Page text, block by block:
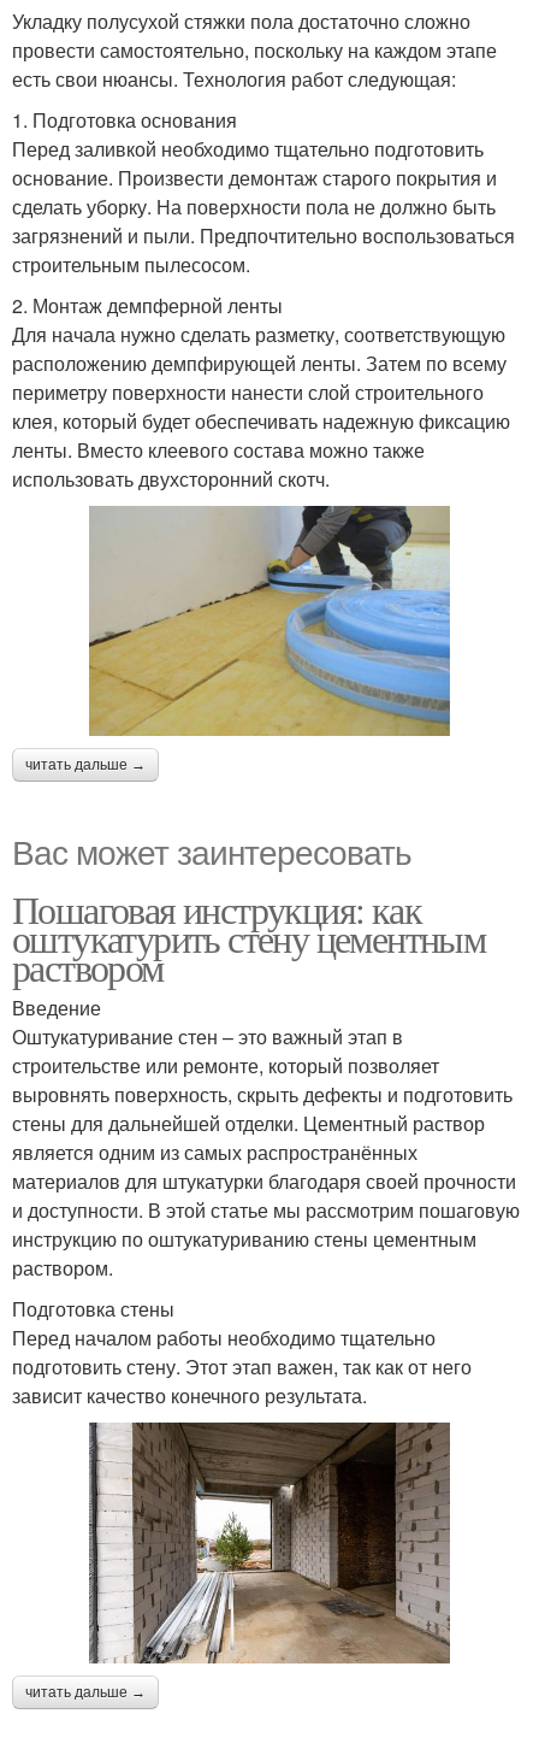
Укладку полусухой стяжки пола достаточно сложно
провести самостоятельно, поскольку на каждом этапе
есть свои нюансы. Технология работ следующая:
1. Подготовка основания
Перед заливкой необходимо тщательно подготовить
основание. Произвести демонтаж старого покрытия и
сделать уборку. На поверхности пола не должно быть
загрязнений и пыли. Предпочтительно воспользоваться
строительным пылесосом.
2. Монтаж демпферной ленты
Для начала нужно сделать разметку, соответствующую
расположению демпфирующей ленты. Затем по всему
периметру поверхности нанести слой строительного
клея, который будет обеспечивать надежную фиксацию
ленты. Вместо клеевого состава можно также
использовать двухсторонний скотч.
читать дальше →
Вас может заинтересовать
Пошаговая инструкция: как
оштукатурить стену цементным
раствором
Введение
Оштукатуривание стен – это важный этап в
строительстве или ремонте, который позволяет
выровнять поверхность, скрыть дефекты и подготовить
стены для дальнейшей отделки. Цементный раствор
является одним из самых распространённых
материалов для штукатурки благодаря своей прочности
и доступности. В этой статье мы рассмотрим пошаговую
инструкцию по оштукатуриванию стены цементным
раствором.
Подготовка стены
Перед началом работы необходимо тщательно
подготовить стену. Этот этап важен, так как от него
зависит качество конечного результата.
читать дальше →